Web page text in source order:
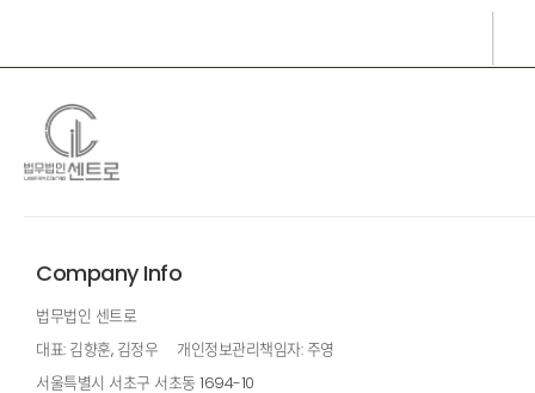
Company Info
법무법인 센트로
대표: 김향훈, 김정우
개인정보관리책임자: 주영
서울특별시 서초구 서초동 1694-10